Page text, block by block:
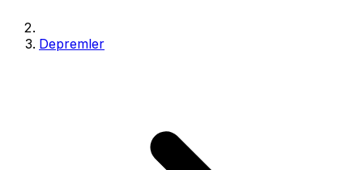
Depremler